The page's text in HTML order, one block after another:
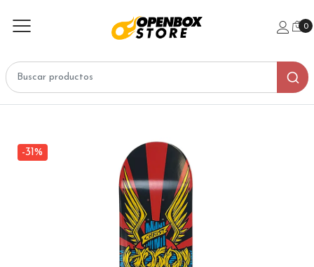
0
-31%